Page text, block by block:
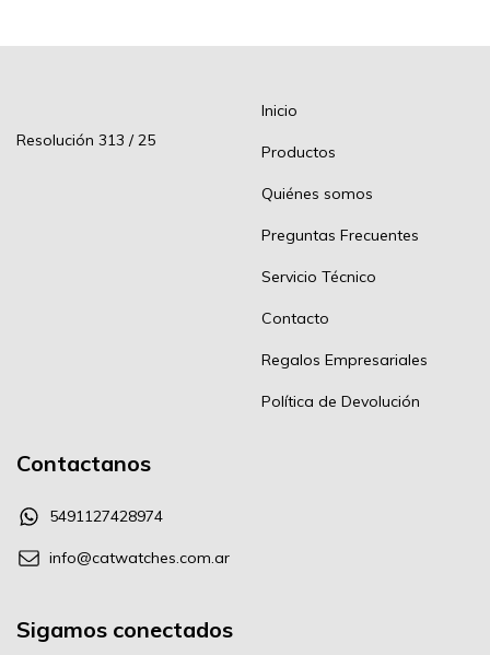
Resolución 313 / 25
Inicio
Productos
Quiénes somos
Preguntas Frecuentes
Servicio Técnico
Contacto
Regalos Empresariales
Política de Devolución
Contactanos
5491127428974
info@catwatches.com.ar
Sigamos conectados